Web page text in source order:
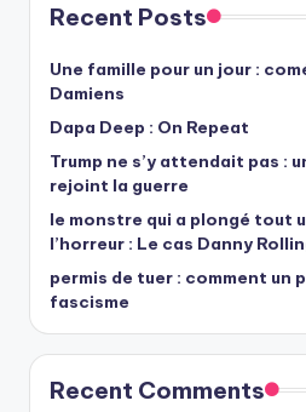
Recent Posts
Une famille pour un jour :
Damiens
Dapa Deep : On Repeat
Trump ne s’y attendait pas :
rejoint la guerre
le monstre qui a plongé tout
l’horreur : Le cas Danny
permis de tuer : comment un
fascisme
Recent Comments